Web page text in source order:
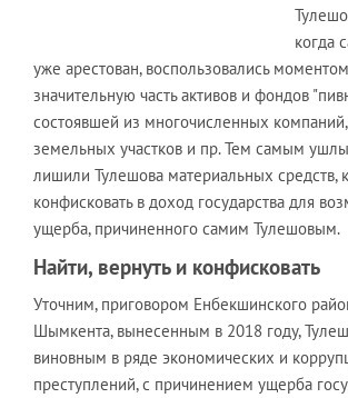
когда
уже арестован, воспользовались
значительную часть активов и фондов
состоявшей из многочисленных
земельных участков и пр. Тем самым
лишили Тулешова материальных средств,
конфисковать в доход государства для
ущерба, причиненного самим Тулешовым.
Найти, вернуть и конфисковать
Уточним, приговором Енбекшинского
Шымкента, вынесенным в 2018 году,
виновным в ряде экономических и
преступлений, с причинением ущерба